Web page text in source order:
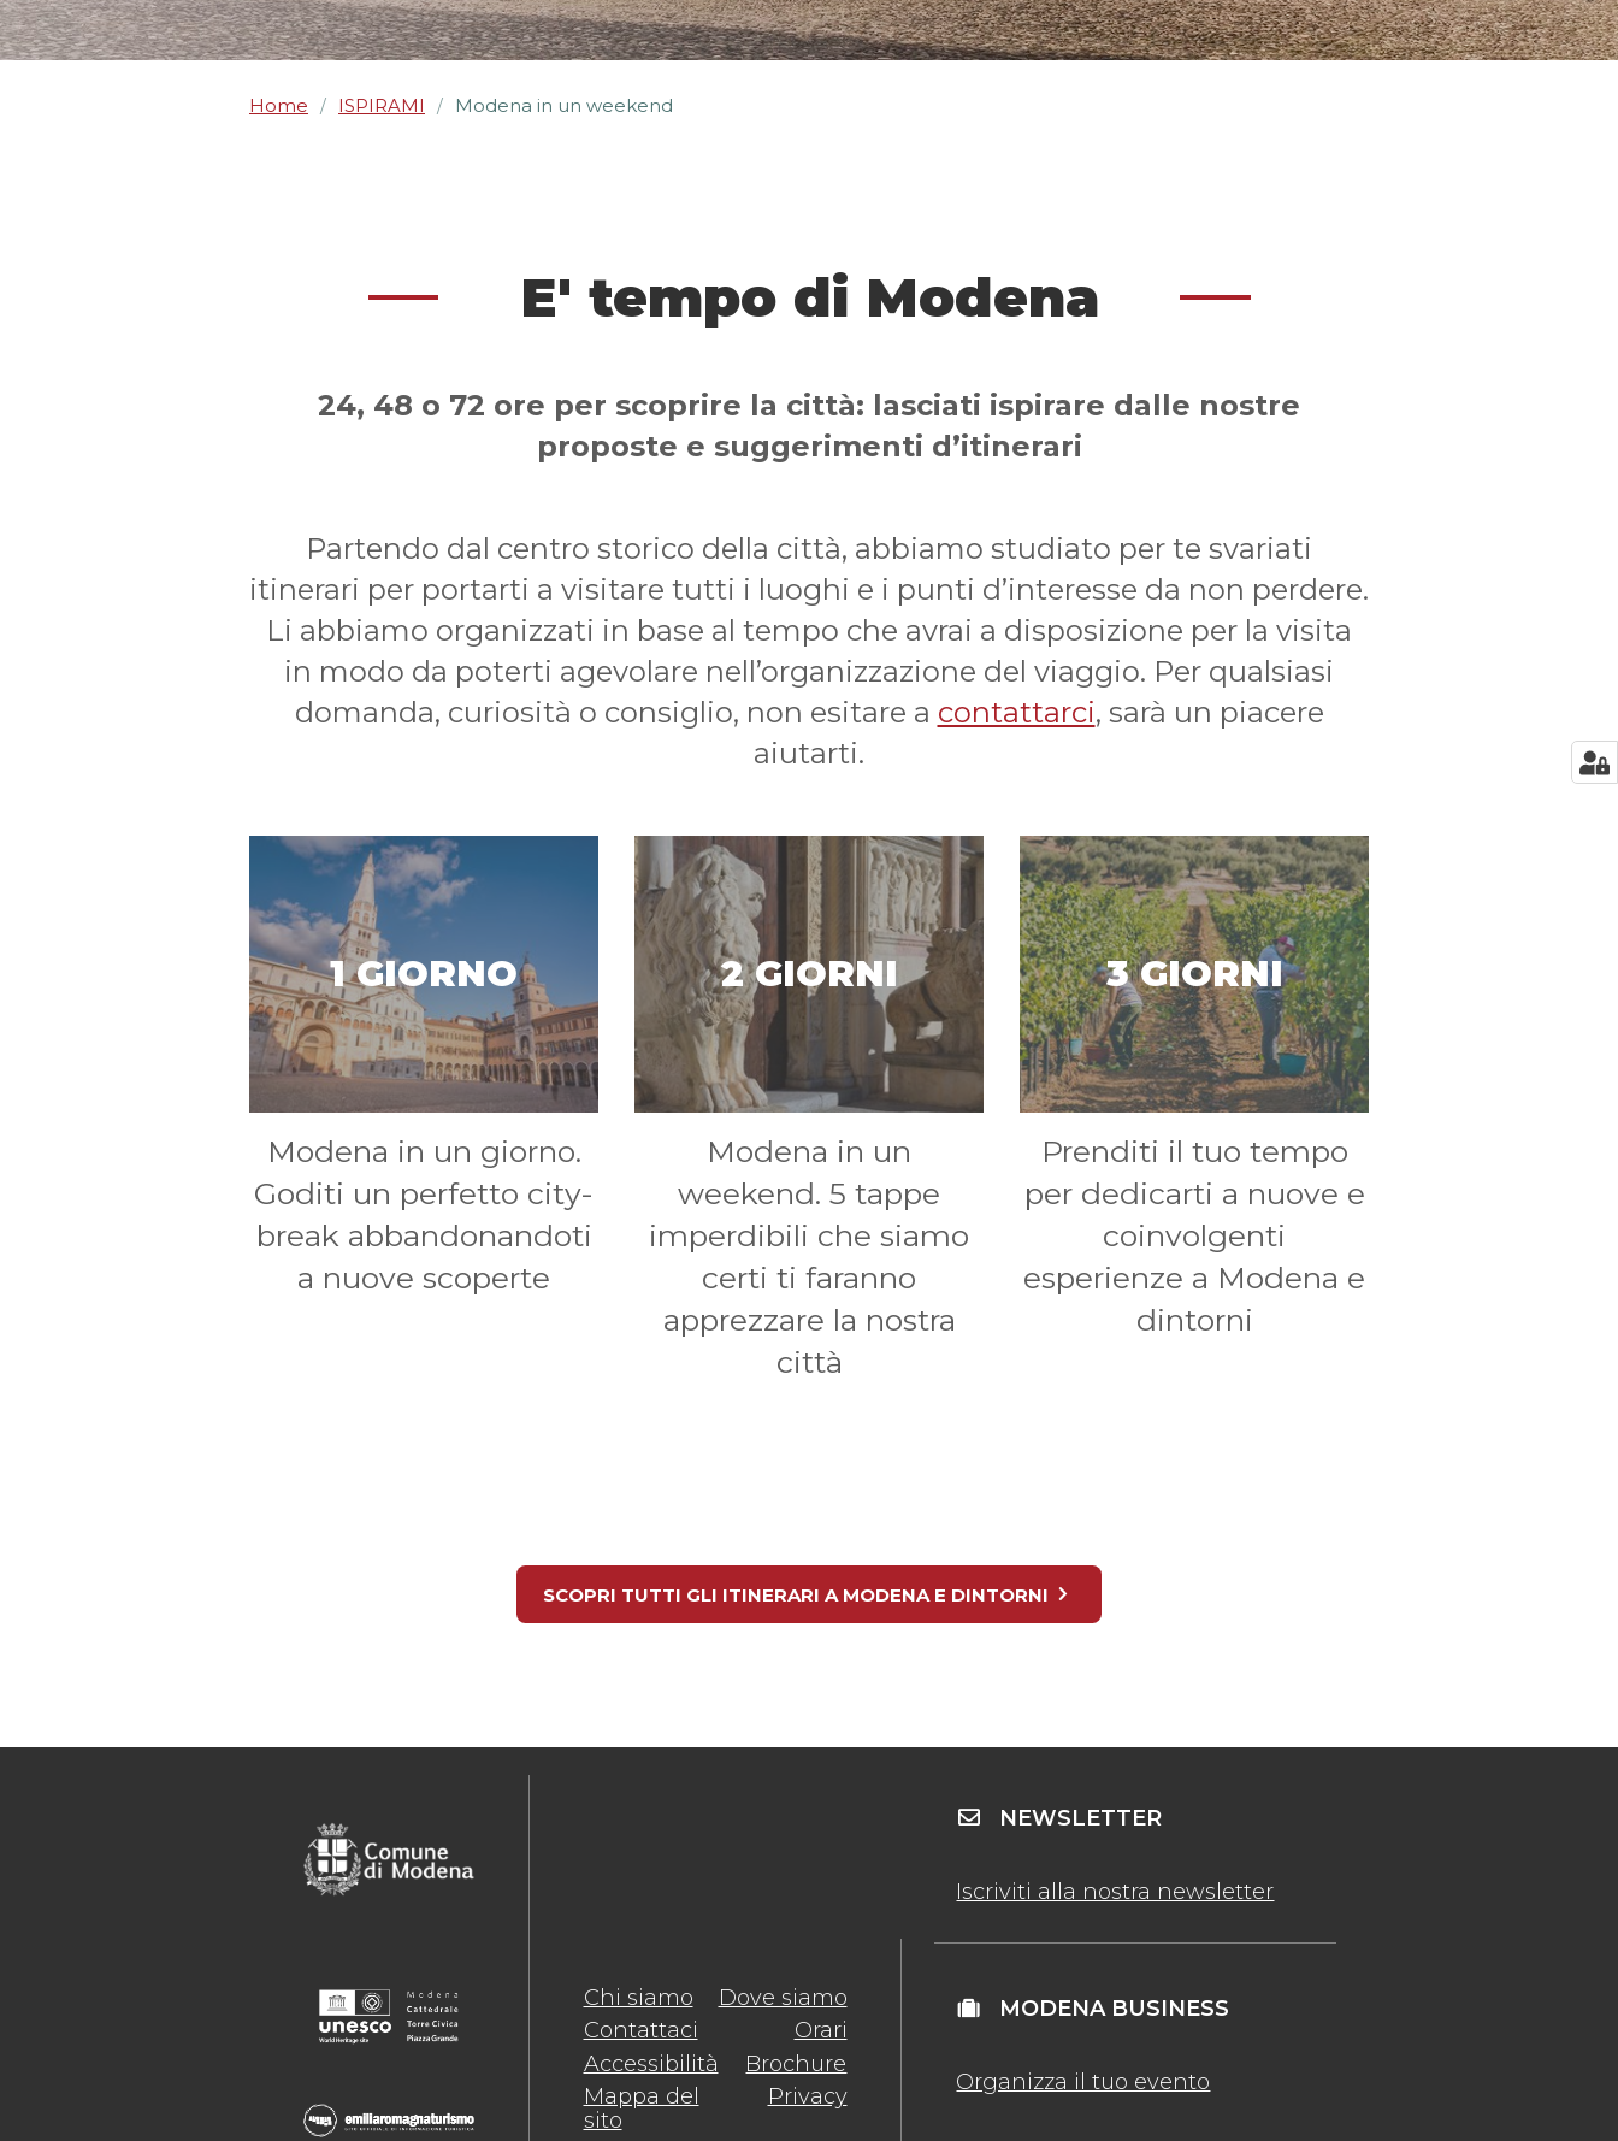
Home / ISPIRAMI / Modena in un weekend
E' tempo di Modena
24, 48 o 72 ore per scoprire la città: lasciati ispirare dalle nostre
proposte e suggerimenti d’itinerari
Partendo dal centro storico della città, abbiamo studiato per te svariati
itinerari per portarti a visitare tutti i luoghi e i punti d’interesse da non perdere.
Li abbiamo organizzati in base al tempo che avrai a disposizione per la visita
in modo da poterti agevolare nell’organizzazione del viaggio. Per qualsiasi
domanda, curiosità o consiglio, non esitare a contattarci, sarà un piacere
aiutarti.
1 GIORNO
Modena in un giorno.
Goditi un perfetto city-
break abbandonandoti
a nuove scoperte
2 GIORNI
Modena in un
weekend. 5 tappe
imperdibili che siamo
certi ti faranno
apprezzare la nostra
città
3 GIORNI
Prenditi il tuo tempo
per dedicarti a nuove e
coinvolgenti
esperienze a Modena e
dintorni
SCOPRI TUTTI GLI ITINERARI A MODENA E DINTORNI
Chi siamo
Dove siamo
Contattaci
Orari
Accessibilità
Brochure
Mappa del
sito
Privacy
NEWSLETTER
Iscriviti alla nostra newsletter
MODENA BUSINESS
Organizza il tuo evento